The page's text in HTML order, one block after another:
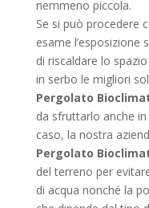
nemmeno piccola.
Se si può procedere
esame
di riscaldare lo
in serbo le migliori
Pergolato
da sfruttarlo anche
caso, la nostra
Pergolato
del terreno per
di acqua nonché la